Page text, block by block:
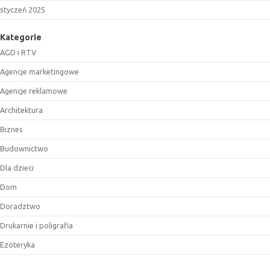
styczeń 2025
Kategorie
AGD i RTV
Agencje marketingowe
Agencje reklamowe
Architektura
Biznes
Budownictwo
Dla dzieci
Dom
Doradztwo
Drukarnie i poligrafia
Ezoteryka